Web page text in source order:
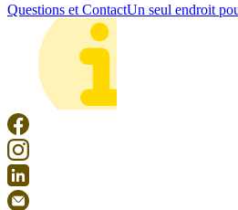
Questions et ContactUn seul endroit